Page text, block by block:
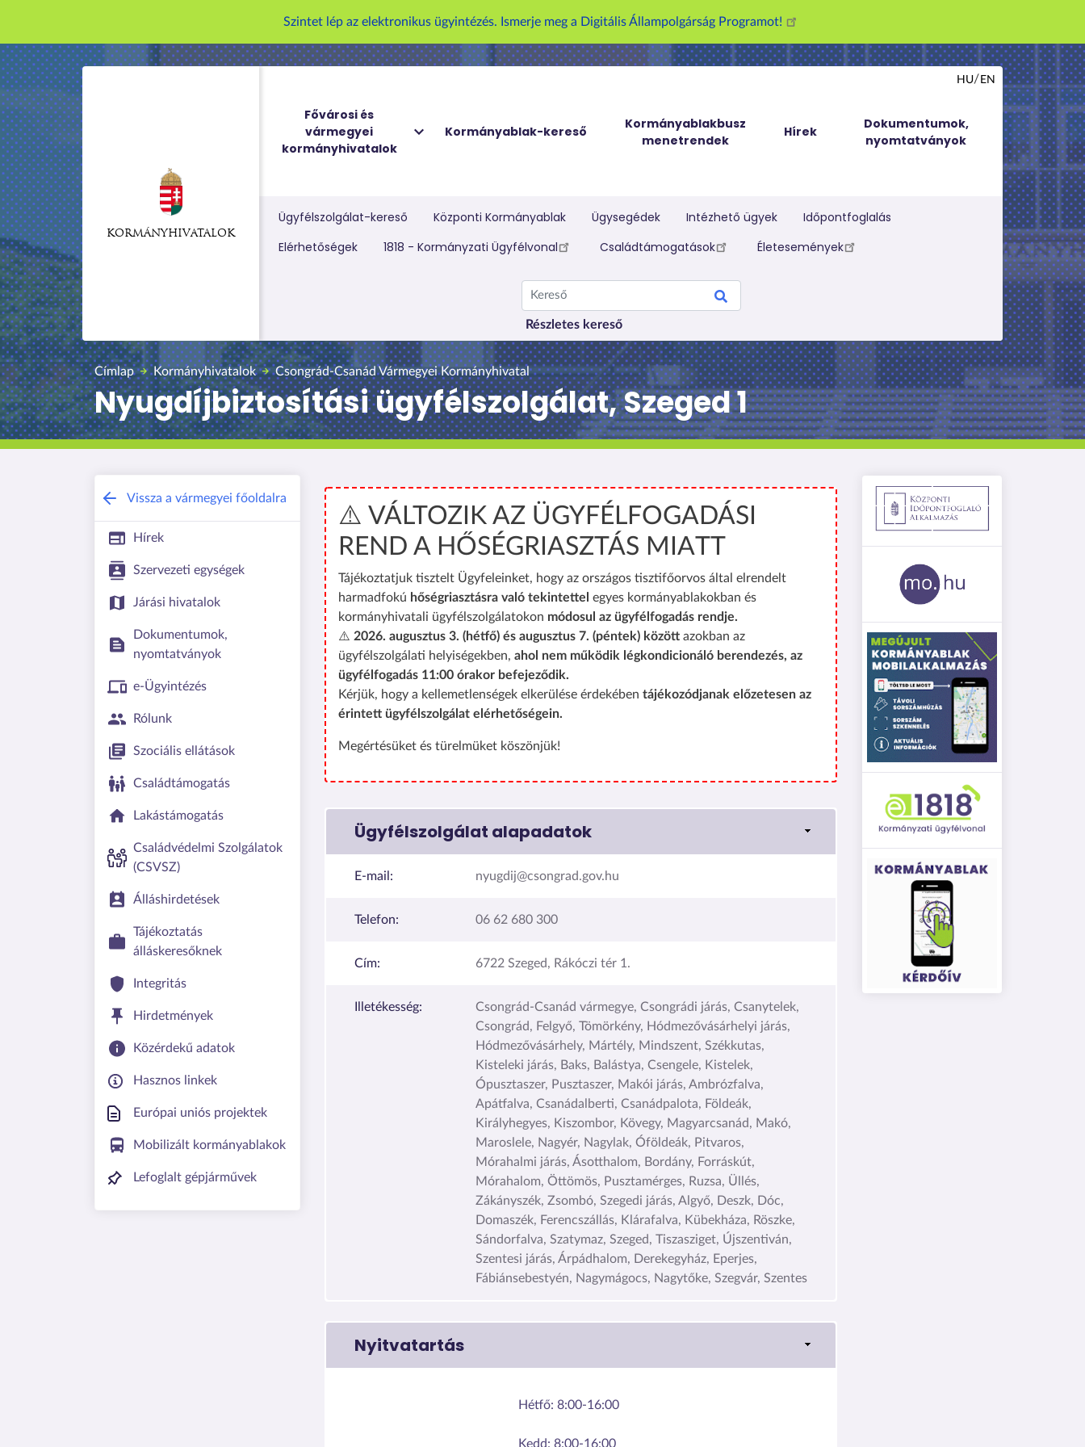
r
t
a
o
r
a
Szintet lép az elektronikus ügyintézés. Ismerje meg a Digitális Állampolgárság Programot!
KORMÁNYHIVATALOK
Fővárosi és
vármegyei
kormányhivatalok
Kormányablak-kereső
Kormányablakbusz
menetrendek
Hírek
Dokumentumok,
nyomtatványok
HU EN
Kereső melletti menü
Ügyfélszolgálat-kereső Központi Kormányablak Ügysegédek Intézhető ügyek
Időpontfoglalás
Elérhetőségek
1818 - Kormányzati Ügyfélvonal Családtámogatások Életesemények
Kereső
Részletes kereső
Címlap Kormányhivatalok Csongrád-Csanád Vármegyei Kormányhivatal
Nyugdíjbiztosítási ügyfélszolgálat, Szeged 1
Vissza a vármegyei főoldalra
Hírek
Szervezeti egységek
Járási hivatalok
Dokumentumok,
nyomtatványok
e-Ügyintézés
Rólunk
Szociális ellátások
Családtámogatás
Lakástámogatás
Családvédelmi Szolgálatok
(CSVSZ)
Álláshirdetések
Tájékoztatás
álláskeresőknek
Integritás
Hirdetmények
Közérdekű adatok
Hasznos linkek
Európai uniós projektek
Mobilizált kormányablakok
Lefoglalt gépjárművek
⚠️ VÁLTOZIK AZ ÜGYFÉLFOGADÁSI
REND A HŐSÉGRIASZTÁS MIATT
Tájékoztatjuk tisztelt Ügyfeleinket, hogy az országos tisztifőorvos által elrendelt
harmadfokú hőségriasztásra való tekintettel egyes kormányablakokban és
kormányhivatali ügyfélszolgálatokon módosul az ügyfélfogadás rendje.
⚠️ 2026. augusztus 3. (hétfő) és augusztus 7. (péntek) között azokban az
ügyfélszolgálati helyiségekben, ahol nem működik légkondicionáló berendezés, az
ügyfélfogadás 11:00 órakor befejeződik.
Kérjük, hogy a kellemetlenségek elkerülése érdekében tájékozódjanak előzetesen az
érintett ügyfélszolgálat elérhetőségein.
Megértésüket és türelmüket köszönjük!
Ügyfélszolgálat alapadatok
E-mail: nyugdij@csongrad.gov.hu
Telefon: 06 62 680 300
Cím: 6722 Szeged, Rákóczi tér 1.
Illetékesség:
Csongrád-Csanád vármegye, Csongrádi járás, Csanytelek,
Csongrád, Felgyő, Tömörkény, Hódmezővásárhelyi járás,
Hódmezővásárhely, Mártély, Mindszent, Székkutas,
Kisteleki járás, Baks, Balástya, Csengele, Kistelek,
Ópusztaszer, Pusztaszer, Makói járás, Ambrózfalva,
Apátfalva, Csanádalberti, Csanádpalota, Földeák,
Királyhegyes, Kiszombor, Kövegy, Magyarcsanád, Makó,
Maroslele, Nagyér, Nagylak, Óföldeák, Pitvaros,
Mórahalmi járás, Ásotthalom, Bordány, Forráskút,
Mórahalom, Öttömös, Pusztamérges, Ruzsa, Üllés,
Zákányszék, Zsombó, Szegedi járás, Algyő, Deszk, Dóc,
Domaszék, Ferencszállás, Klárafalva, Kübekháza, Röszke,
Sándorfalva, Szatymaz, Szeged, Tiszasziget, Újszentiván,
Szentesi járás, Árpádhalom, Derekegyház, Eperjes,
Fábiánsebestyén, Nagymágocs, Nagytőke, Szegvár, Szentes
Nyitvatartás
Hétfő: 8:00-16:00
Kedd: 8:00-16:00